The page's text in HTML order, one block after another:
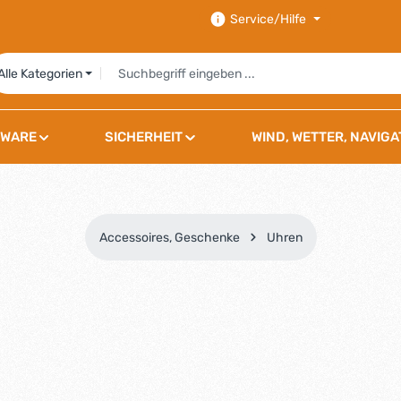
Service/Hilfe
Kategorien
SICHERHEIT WIND, WETTER,
Accessoires, Geschenke Uhren